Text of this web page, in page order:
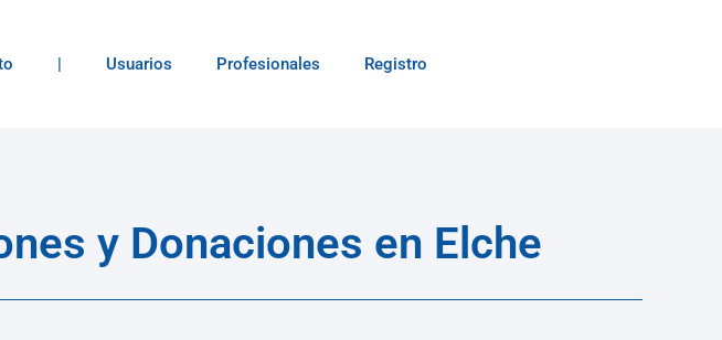
| Usuarios Profesionales Registro
y Donaciones en Elche